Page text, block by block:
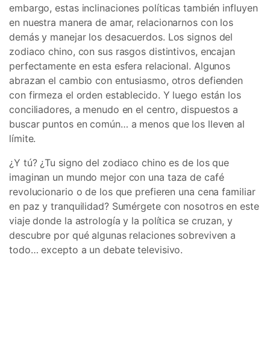
embargo, estas inclinaciones políticas también influyen
en nuestra manera de amar, relacionarnos con los
demás y manejar los desacuerdos. Los signos del
zodiaco chino, con sus rasgos distintivos, encajan
perfectamente en esta esfera relacional. Algunos
abrazan el cambio con entusiasmo, otros defienden
con firmeza el orden establecido. Y luego están los
conciliadores, a menudo en el centro, dispuestos a
buscar puntos en común… a menos que los lleven al
límite.
¿Y tú? ¿Tu signo del zodiaco chino es de los que
imaginan un mundo mejor con una taza de café
revolucionario o de los que prefieren una cena familiar
en paz y tranquilidad? Sumérgete con nosotros en este
viaje donde la astrología y la política se cruzan, y
descubre por qué algunas relaciones sobreviven a
todo… excepto a un debate televisivo.